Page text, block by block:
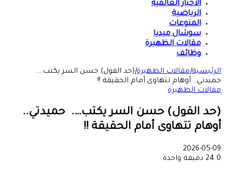
الأخبار العالمية
الرياضية
المنوعات
سوشال ميديا
مقالات الظهيرة
وظائف
الرئيسية|مقالات الظهيرة|(حد القول) حسن السر يكتب….
حميدتي.. أوهام تتهاوى أمام الحقيقة !!
مقالات الظهيرة
(حد القول) حسن السر يكتب…. حميدتي..
أوهام تتهاوى أمام الحقيقة !!
2026-05-09
0
دقيقة واحدة